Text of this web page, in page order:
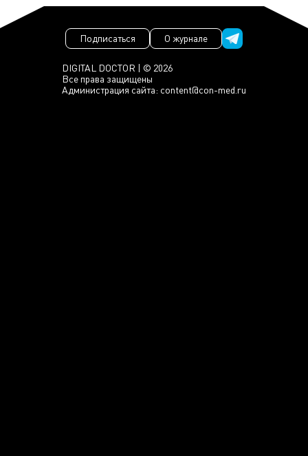
DIGITAL DOCTOR | © 2026
Все права защищены
Администрация сайта: content@con-med.ru
Подписаться О журнале